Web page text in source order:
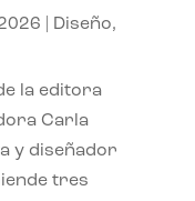
Diseño,
la editora
Carla
y diseñador
tres